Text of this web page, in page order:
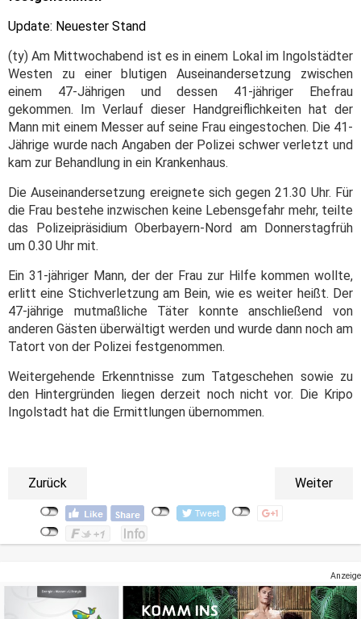
Update: Neuester Stand
(ty) Am Mittwochabend ist es in einem Lokal im Ingolstädter
Westen zu einer blutigen Auseinandersetzung zwischen
einem 47-Jährigen und dessen 41-jähriger Ehefrau
gekommen. Im Verlauf dieser Handgreiflichkeiten hat der
Mann mit einem Messer auf seine Frau eingestochen. Die 41-
Jährige wurde nach Angaben der Polizei schwer verletzt und
kam zur Behandlung in ein Krankenhaus.
Die Auseinandersetzung ereignete sich gegen 21.30 Uhr. Für
die Frau bestehe inzwischen keine Lebensgefahr mehr, teilte
das Polizeipräsidium Oberbayern-Nord am Donnerstagfrüh
um 0.30 Uhr mit.
Ein 31-jähriger Mann, der der Frau zur Hilfe kommen wollte,
erlitt eine Stichverletzung am Bein, wie es weiter heißt. Der
47-jährige mutmaßliche Täter konnte anschließend von
anderen Gästen überwältigt werden und wurde dann noch am
Tatort von der Polizei festgenommen.
Weitergehende Erkenntnisse zum Tatgeschehen sowie zu
den Hintergründen liegen derzeit noch nicht vor. Die Kripo
Ingolstadt hat die Ermittlungen übernommen.
Zurück Weiter
Anzeige